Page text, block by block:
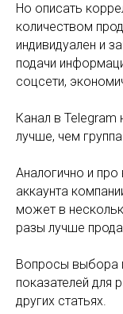
Но описать
количеством
индивидуален и
подачи
соцсети,
Канал в
лучше, чем
Аналогично и
аккаунта
может в
разы лучше
Вопросы выбора
показателей для
других статьях.